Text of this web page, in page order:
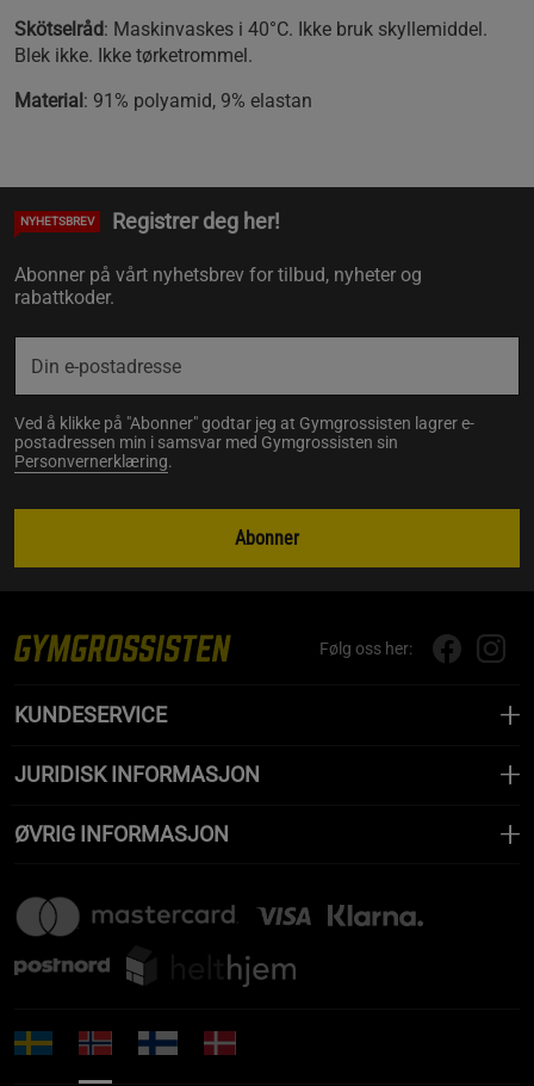
Skötselråd: Maskinvaskes i 40°C. Ikke bruk skyllemiddel.
Blek ikke. Ikke tørketrommel.
Material : 91% polyamid, 9% elastan
NYHETSBREV Registrer deg her!
Abonner på vårt nyhetsbrev for tilbud, nyheter og
rabattkoder.
Ved å klikke på "Abonner" godtar jeg at Gymgrossisten lagrer e-
postadressen min i samsvar med Gymgrossisten sin
Personvernerklæring.
Abonner
Følg oss her:
KUNDESERVICE
JURIDISK INFORMASJON
ØVRIG INFORMASJON